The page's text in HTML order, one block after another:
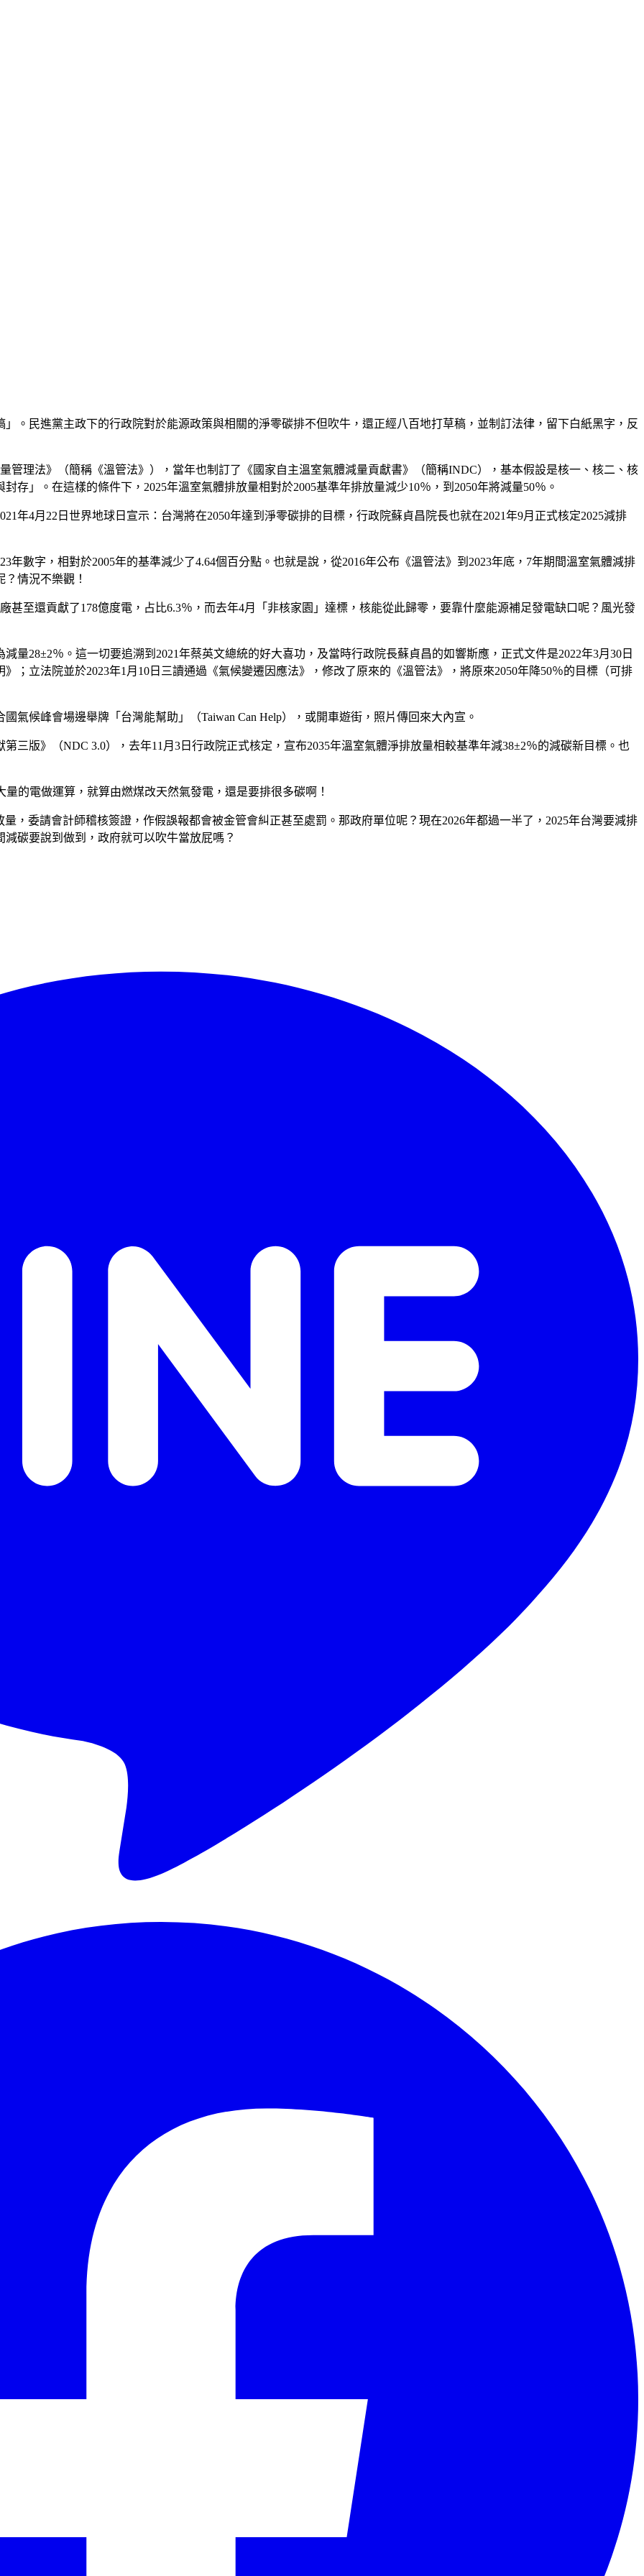
。民進黨主政下的行政院對於能源政策與相關的淨零碳排不但吹牛，還正經八百地打草稿，並制訂法律，留下白紙黑字，反
管理法》（簡稱《溫管法》），當年也制訂了《國家自主溫室氣體減量貢獻書》（簡稱INDC），基本假設是核一、核二、核
存」。在這樣的條件下，2025年溫室氣體排放量相對於2005基準年排放量減少10％，到2050年將減量50％。
年4月22日世界地球日宣示：台灣將在2050年達到淨零碳排的目標，行政院蘇貞昌院長也就在2021年9月正式核定2025減排
年數字，相對於2005年的基準減少了4.64個百分點。也就是說，從2016年公布《溫管法》到2023年底，7年期間溫室氣體減排
情況不樂觀！
甚至還貢獻了178億度電，占比6.3％，而去年4月「非核家園」達標，核能從此歸零，要靠什麼能源補足發電缺口呢？風光發
量28±2％。這一切要追溯到2021年蔡英文總統的好大喜功，及當時行政院長蘇貞昌的如響斯應，正式文件是2022年3月30日
；立法院並於2023年1月10日三讀通過《氣候變遷因應法》，修改了原來的《溫管法》，將原來2050年降50％的目標（可排
氣候峰會場邊舉牌「台灣能幫助」（Taiwan Can Help），或開車遊街，照片傳回來大內宣。
三版》（NDC 3.0），去年11月3日行政院正式核定，宣布2035年溫室氣體淨排放量相較基準年減38±2％的減碳新目標。也
的電做運算，就算由燃煤改天然氣發電，還是要排很多碳啊！
，委請會計師稽核簽證，作假誤報都會被金管會糾正甚至處罰。那政府單位呢？現在2026年都過一半了，2025年台灣要減排
碳要說到做到，政府就可以吹牛當放屁嗎？